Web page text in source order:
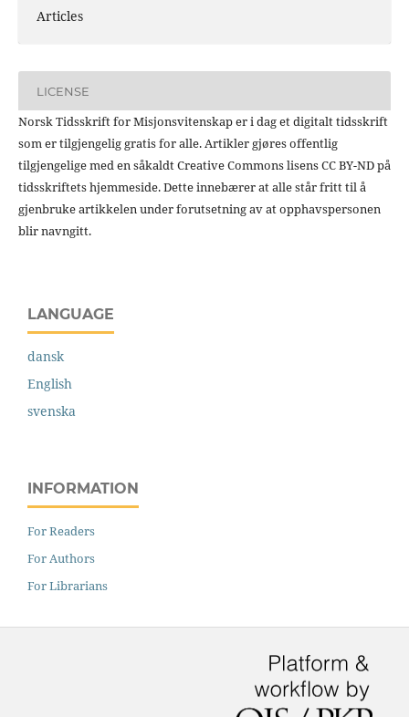
Articles
LICENSE
Norsk Tidsskrift for Misjonsvitenskap er i dag et digitalt tidsskrift
som er tilgjengelig gratis for alle. Artikler gjøres offentlig
tilgjengelige med en såkaldt Creative Commons lisens CC BY-ND på
tidsskriftets hjemmeside. Dette innebærer at alle står fritt til å
gjenbruke artikkelen under forutsetning av at opphavspersonen
blir navngitt.
LANGUAGE
dansk
English
svenska
INFORMATION
For Readers
For Authors
For Librarians